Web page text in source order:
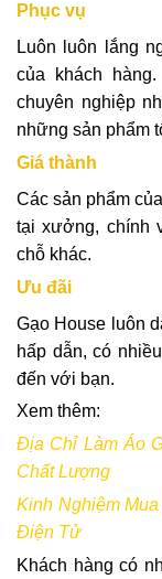
Phục vụ
Luôn luôn lắng
của khách
chuyên nghiệp
những sản phẩm
Giá thành
Các sản phẩm
tại xưởng, chính
chỗ khác.
Ưu đãi
Gạo House luôn
hấp dẫn, có
đến với bạn.
Xem thêm:
Địa Chỉ Làm Áo
Chất Lượng
Kinh Nghiệm
Điện Tử
Khách hàng có